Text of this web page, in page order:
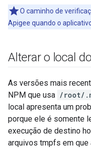
O caminho de
Apigee quando o
Alterar o local
As versões mais
NPM que usa /root/
local apresenta um
porque ele é somente
execução de destino
arquivos tmpfs em que